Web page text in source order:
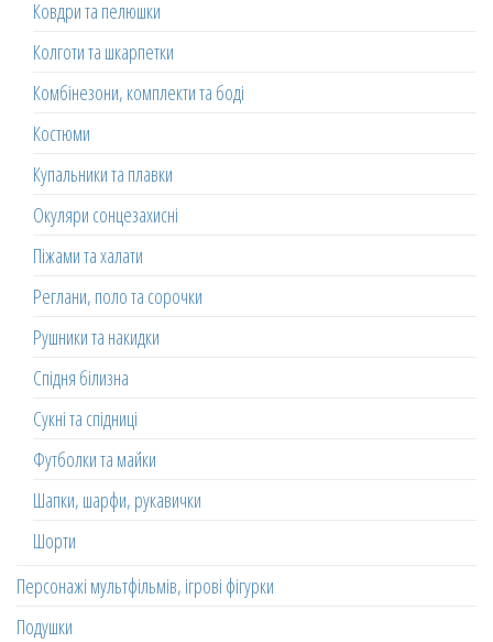
Ковдри та пелюшки
Колготи та шкарпетки
Комбінезони, комплекти та боді
Костюми
Купальники та плавки
Окуляри сонцезахисні
Піжами та халати
Реглани, поло та сорочки
Рушники та накидки
Спідня білизна
Сукні та спідниці
Футболки та майки
Шапки, шарфи, рукавички
Шорти
Персонажі мультфільмів, ігрові фігурки
Подушки